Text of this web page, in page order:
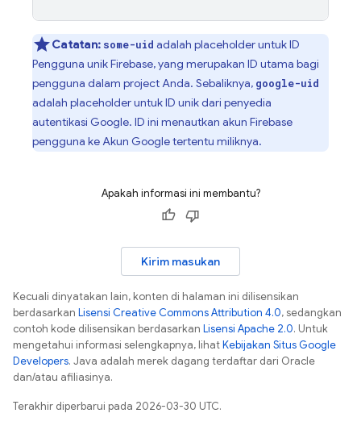
Catatan: some-uid adalah placeholder untuk ID
Pengguna unik Firebase, yang merupakan ID utama bagi
pengguna dalam project Anda. Sebaliknya, google-uid
adalah placeholder untuk ID unik dari penyedia
autentikasi Google. ID ini menautkan akun Firebase
pengguna ke Akun Google tertentu miliknya.
Apakah informasi ini membantu?
Kirim masukan
Kecuali dinyatakan lain, konten di halaman ini dilisensikan
berdasarkan Lisensi Creative Commons Attribution 4.0, sedangkan
contoh kode dilisensikan berdasarkan Lisensi Apache 2.0. Untuk
mengetahui informasi selengkapnya, lihatKebijakan Situs Google
Developers. Java adalah merek dagang terdaftar dari Oracle
dan/atau afiliasinya.
Terakhir diperbarui pada 2026-03-30 UTC.